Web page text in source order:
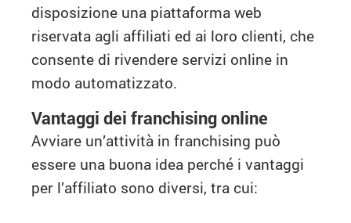
disposizione una piattaforma web
riservata agli affiliati ed ai loro clienti, che
consente di rivendere servizi online in
modo automatizzato.
Vantaggi dei franchising online
Avviare un’attività in franchising può
essere una buona idea perché i vantaggi
per l’affiliato sono diversi, tra cui: